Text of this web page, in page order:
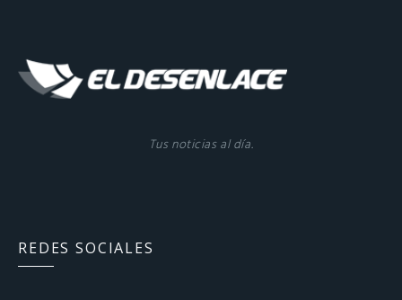
Tus noticias al día.
REDES SOCIALES